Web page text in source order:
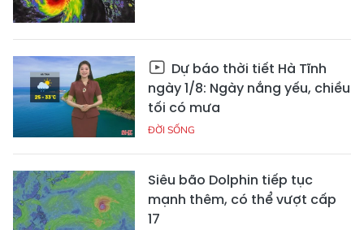
Dự báo thời tiết Hà Tĩnh
ngày 1/8: Ngày nắng yếu, chiều
tối có mưa
ĐỜI SỐNG
Siêu bão Dolphin tiếp tục
mạnh thêm, có thể vượt cấp
17